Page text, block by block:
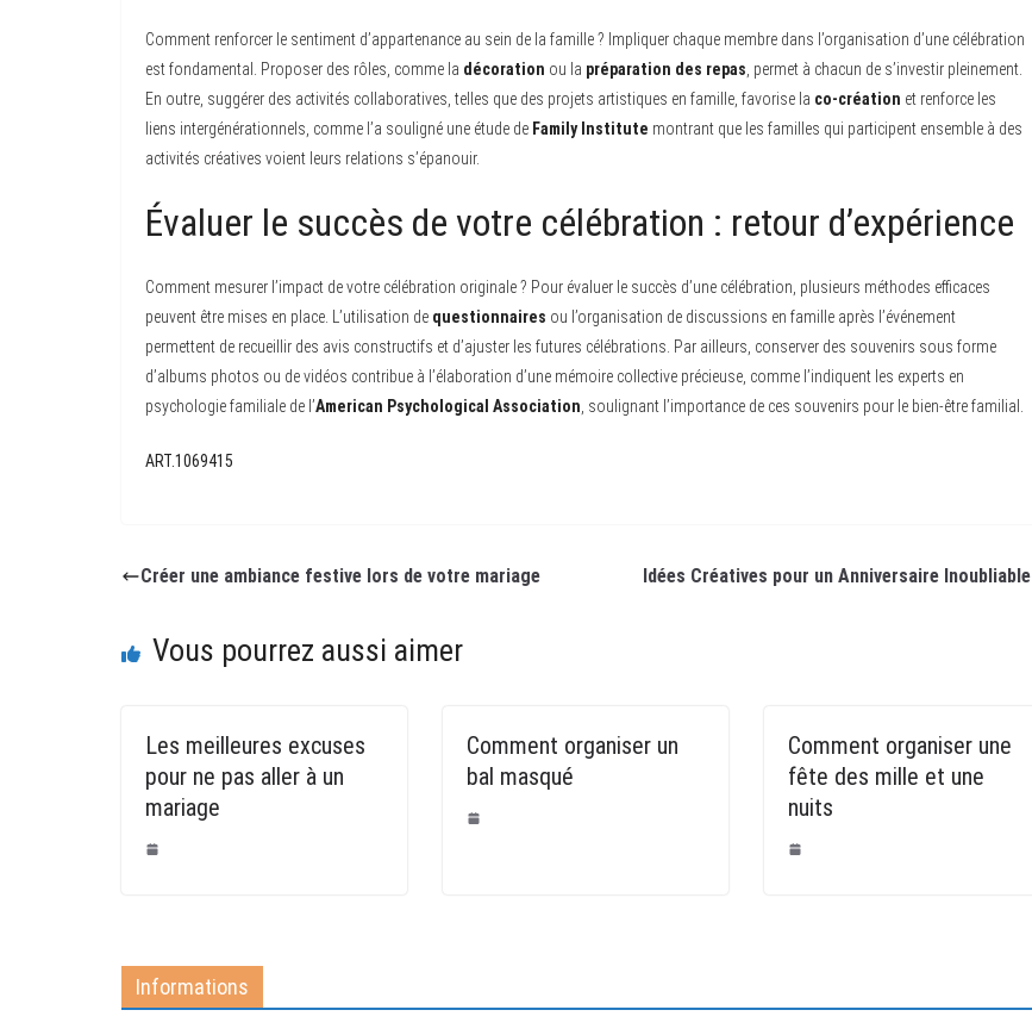
Comment renforcer le sentiment d’appartenance au sein de la famille ? Impliquer chaque membre dans l’organisation d’une célébration
est fondamental. Proposer des rôles, comme la décoration ou la préparation des repas, permet à chacun de s’investir pleinement.
En outre, suggérer des activités collaboratives, telles que des projets artistiques en famille, favorise la co-création et renforce les
liens intergénérationnels, comme l’a souligné une étude de Family Institute montrant que les familles qui participent ensemble à des
activités créatives voient leurs relations s’épanouir.
Évaluer le succès de votre célébration : retour d’expérience
Comment mesurer l’impact de votre célébration originale ? Pour évaluer le succès d’une célébration, plusieurs méthodes efficaces
peuvent être mises en place. L’utilisation de questionnaires ou l’organisation de discussions en famille après l’événement
permettent de recueillir des avis constructifs et d’ajuster les futures célébrations. Par ailleurs, conserver des souvenirs sous forme
d’albums photos ou de vidéos contribue à l’élaboration d’une mémoire collective précieuse, comme l’indiquent les experts en
psychologie familiale de l’American Psychological Association, soulignant l’importance de ces souvenirs pour le bien-être familial.
ART.1069415
Créer une ambiance festive lors de votre mariage Idées Créatives pour un Anniversaire Inoubliable
Vous pourrez aussi aimer
Les meilleures excuses
pour ne pas aller à un
mariage
Comment organiser un
bal masqué
Comment organiser une
fête des mille et une
nuits
Informations